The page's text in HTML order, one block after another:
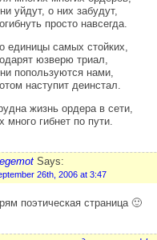
уйдут, о них забудут,
просто навсегда.
единицы самых стойких,
юзверю триал,
попользуются нами,
наступит деинстал.
жизнь ордера в сети,
много гибнет по пути.
Says:
26th, 2006 at 3:47
поэтическая страница 🙂